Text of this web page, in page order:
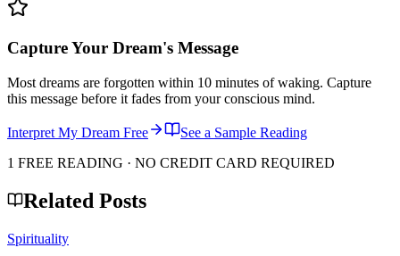
Capture Your Dream's Message
Most dreams are forgotten within 10 minutes of waking. Capture
this message before it fades from your conscious mind.
Interpret My Dream Free
See a Sample Reading
1 FREE READING · NO CREDIT CARD REQUIRED
Related Posts
Spirituality